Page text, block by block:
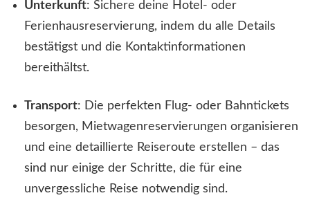
Unterkunft: Sichere deine Hotel- oder
Ferienhausreservierung, indem du alle Details
bestätigst und die Kontaktinformationen
bereithältst.
Transport: Die perfekten Flug- oder Bahntickets
besorgen, Mietwagenreservierungen organisieren
und eine detaillierte Reiseroute erstellen – das
sind nur einige der Schritte, die für eine
unvergessliche Reise notwendig sind.